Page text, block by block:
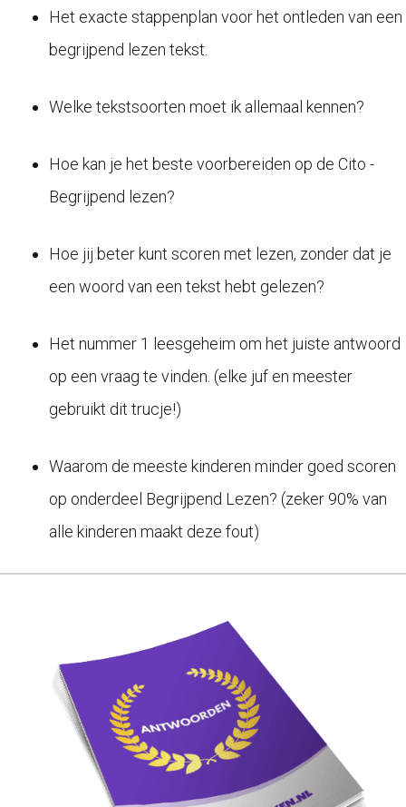
Het exacte stappenplan voor het ontleden van een
begrijpend lezen tekst.
Welke tekstsoorten moet ik allemaal kennen?
Hoe kan je het beste voorbereiden op de Cito -
Begrijpend lezen?
Hoe jij beter kunt scoren met lezen, zonder dat je
een woord van een tekst hebt gelezen?
Het nummer 1 leesgeheim om het juiste antwoord
op een vraag te vinden. (elke juf en meester
gebruikt dit trucje!)
Waarom de meeste kinderen minder goed scoren
op onderdeel Begrijpend Lezen? (zeker 90% van
alle kinderen maakt deze fout)